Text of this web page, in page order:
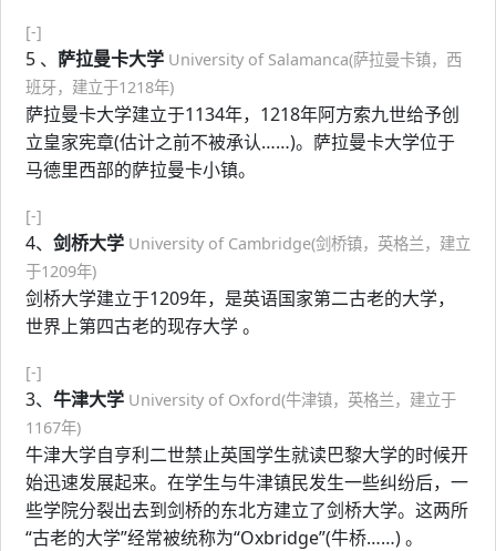
[-]
5 、 萨拉曼卡大学 University of Salamanca(萨拉曼卡镇，西
班牙，建立于1218年)
萨拉曼卡大学建立于1134年，1218年阿方索九世给予创
立皇家宪章(估计之前不被承认……)。萨拉曼卡大学位于
马德里西部的萨拉曼卡小镇。
[-]
4、 剑桥大学 University of Cambridge(剑桥镇，英格兰，建立
于1209年)
剑桥大学建立于1209年，是英语国家第二古老的大学，
世界上第四古老的现存大学 。
[-]
3、 牛津大学 University of Oxford(牛津镇，英格兰，建立于
1167年)
牛津大学自亨利二世禁止英国学生就读巴黎大学的时候开
始迅速发展起来。在学生与牛津镇民发生一些纠纷后，一
些学院分裂出去到剑桥的东北方建立了剑桥大学。这两所
“古老的大学”经常被统称为“Oxbridge”(牛桥……) 。